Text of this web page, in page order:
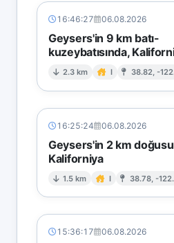
16:46:27 06.08.2026
Geysers'in 9 km batı-
kuzeybatısında,
2.3 km I 38.82, -
16:25:24 06.08.2026
Geysers'in 2 km
Kaliforniya
1.5 km I 38.78, -
15:36:17 06.08.2026